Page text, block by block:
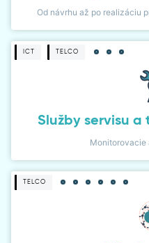
Od návrhu až po realizáciu
ICT TELCO
Služby servisu
Monitorovacie
TELCO